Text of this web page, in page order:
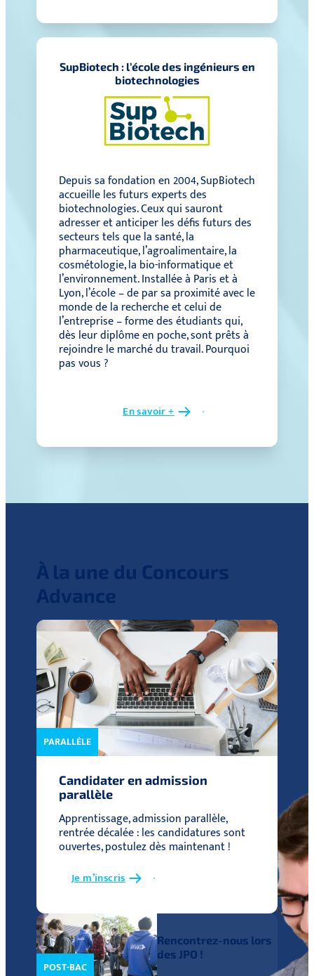
SupBiotech : l’école des ingénieurs en
biotechnologies
Depuis sa fondation en 2004, SupBiotech
accueille les futurs experts des
biotechnologies. Ceux qui sauront
adresser et anticiper les défis futurs des
secteurs tels que la santé, la
pharmaceutique, l’agroalimentaire, la
cosmétologie, la bio-informatique et
l’environnement. Installée à Paris et à
Lyon, l’école – de par sa proximité avec le
monde de la recherche et celui de
l’entreprise – forme des étudiants qui,
dès leur diplôme en poche, sont prêts à
rejoindre le marché du travail. Pourquoi
pas vous ?
En savoir +
À la une du Concours
Advance
PARALLÈLE
Candidater en admission
parallèle
Apprentissage, admission parallèle,
rentrée décalée : les candidatures sont
ouvertes, postulez dès maintenant !
Je m’inscris
POST-BAC
Rencontrez-nous lors
des JPO !